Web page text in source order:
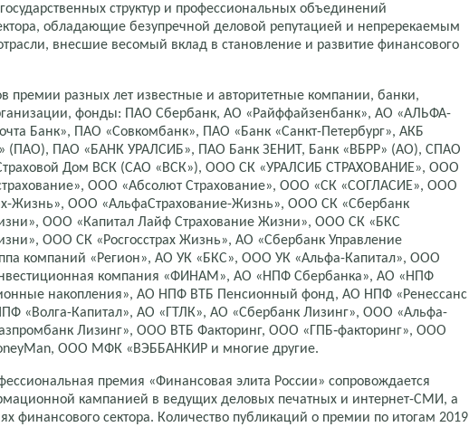
структур и профессиональных объединений
обладающие безупречной деловой репутацией и непререкаемым
внесшие весомый вклад в становление и развитие финансового
премии разных лет известные и авторитетные компании, банки,
фонды: ПАО Сбербанк, АО «Райффайзенбанк», АО «АЛЬФА-
Банк», ПАО «Совкомбанк», ПАО «Банк «Санкт-Петербург», АКБ
(ПАО), ПАО «БАНК УРАЛСИБ», ПАО Банк ЗЕНИТ, Банк «ВБРР» (АО), СПАО
Страховой Дом ВСК (САО «ВСК»), ООО СК «УРАЛСИБ СТРАХОВАНИЕ», ООО
ООО «Абсолют Страхование», ООО «СК «СОГЛАСИЕ», ООО
Жизнь», ООО «АльфаСтрахование-Жизнь», ООО СК «Сбербанк
ООО «Капитал Лайф Страхование Жизни», ООО СК «БКС
ООО СК «Росгосстрах Жизнь», АО «Сбербанк Управление
компаний «Регион», АО УК «БКС», ООО УК «Альфа-Капитал», ООО
компания «ФИНАМ», АО «НПФ Сбербанка», АО «НПФ
накопления», АО НПФ ВТБ Пенсионный фонд, АО НПФ «Ренессанс
«Волга-Капитал», АО «ГТЛК», АО «Сбербанк Лизинг», ООО «Альфа-
Лизинг», ООО ВТБ Факторинг, ООО «ГПБ‑факторинг», ООО
ООО МФК «ВЭББАНКИР и многие другие.
премия «Финансовая элита России» сопровождается
кампанией в ведущих деловых печатных и интернет-СМИ, а
финансового сектора. Количество публикаций о премии по итогам 2019